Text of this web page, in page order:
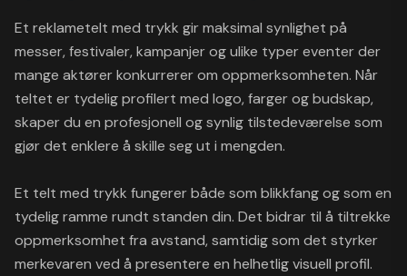
Et reklametelt med trykk gir maksimal synlighet på
messer, festivaler, kampanjer og ulike typer eventer der
mange aktører konkurrerer om oppmerksomheten. Når
teltet er tydelig profilert med logo, farger og budskap,
skaper du en profesjonell og synlig tilstedeværelse som
gjør det enklere å skille seg ut i mengden.
Et telt med trykk fungerer både som blikkfang og som en
tydelig ramme rundt standen din. Det bidrar til å tiltrekke
oppmerksomhet fra avstand, samtidig som det styrker
merkevaren ved å presentere en helhetlig visuell profil.